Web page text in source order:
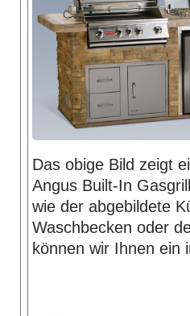
Das obige Bild zeigt
Angus Built-In
wie der abgebildete
Waschbecken oder
können wir Ihnen ein